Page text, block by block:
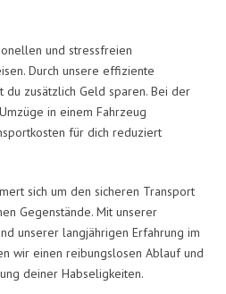
und stressfreien
Durch unsere effiziente
du zusätzlich Geld sparen. Bei der
in einem Fahrzeug
für dich reduziert
sich um den sicheren Transport
Gegenstände. Mit unserer
unserer langjährigen Erfahrung im
wir einen reibungslosen Ablauf und
deiner Habseligkeiten.